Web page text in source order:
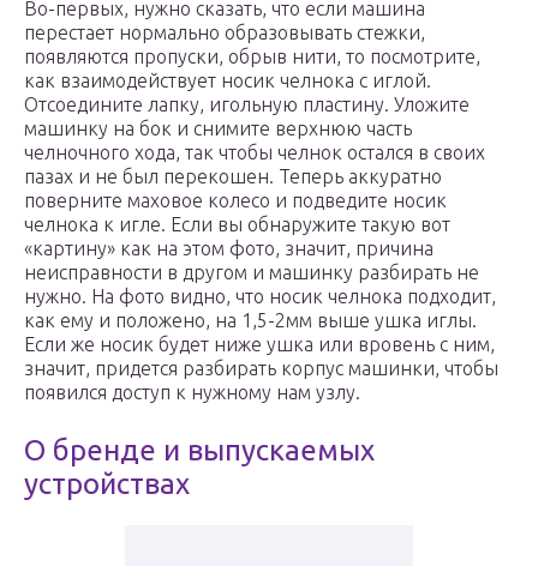
Во-первых, нужно сказать, что если машина
перестает нормально образовывать стежки,
появляются пропуски, обрыв нити, то посмотрите,
как взаимодействует носик челнока с иглой.
Отсоедините лапку, игольную пластину. Уложите
машинку на бок и снимите верхнюю часть
челночного хода, так чтобы челнок остался в своих
пазах и не был перекошен. Теперь аккуратно
поверните маховое колесо и подведите носик
челнока к игле. Если вы обнаружите такую вот
«картину» как на этом фото, значит, причина
неисправности в другом и машинку разбирать не
нужно. На фото видно, что носик челнока подходит,
как ему и положено, на 1,5-2мм выше ушка иглы.
Если же носик будет ниже ушка или вровень с ним,
значит, придется разбирать корпус машинки, чтобы
появился доступ к нужному нам узлу.
О бренде и выпускаемых
устройствах